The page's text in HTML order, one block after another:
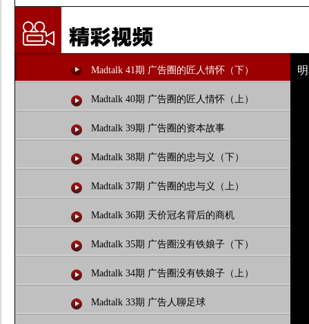
Madtalk 41期 广告圈的匠人情怀（下）
Madtalk 40期 广告圈的匠人情怀（上）
Madtalk 39期 广告圈的资本故事
Madtalk 38期 广告圈的忠与义（下）
Madtalk 37期 广告圈的忠与义（上）
Madtalk 36期 天价冠名背后的商机
Madtalk 35期 广告圈没有铁娘子（下）
Madtalk 34期 广告圈没有铁娘子（上）
Madtalk 33期 广告人聊足球